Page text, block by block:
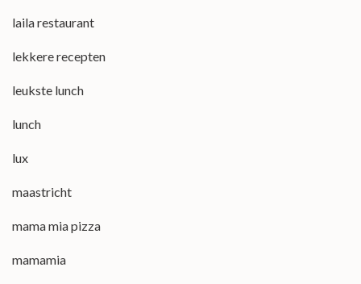
laila restaurant
lekkere recepten
leukste lunch
lunch
lux
maastricht
mama mia pizza
mamamia